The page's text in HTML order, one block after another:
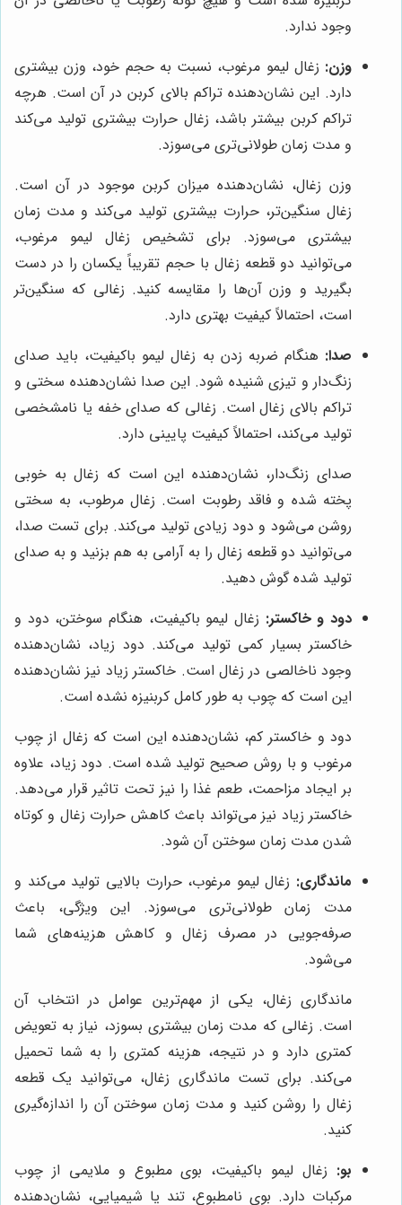
وجود ندارد.
وزن: زغال لیمو مرغوب، نسبت به حجم خود، وزن بیشتری
دارد. این نشان‌دهنده تراکم بالای کربن در آن است. هرچه
تراکم کربن بیشتر باشد، زغال حرارت بیشتری تولید می‌کند
و مدت زمان طولانی‌تری می‌سوزد.
وزن زغال، نشان‌دهنده میزان کربن موجود در آن است.
زغال سنگین‌تر، حرارت بیشتری تولید می‌کند و مدت زمان
بیشتری می‌سوزد. برای تشخیص زغال لیمو مرغوب،
می‌توانید دو قطعه زغال با حجم تقریباً یکسان را در دست
بگیرید و وزن آن‌ها را مقایسه کنید. زغالی که سنگین‌تر
است، احتمالاً کیفیت بهتری دارد.
صدا: هنگام ضربه زدن به زغال لیمو باکیفیت، باید صدای
زنگ‌دار و تیزی شنیده شود. این صدا نشان‌دهنده سختی و
تراکم بالای زغال است. زغالی که صدای خفه یا نامشخصی
تولید می‌کند، احتمالاً کیفیت پایینی دارد.
صدای زنگ‌دار، نشان‌دهنده این است که زغال به خوبی
پخته شده و فاقد رطوبت است. زغال مرطوب، به سختی
روشن می‌شود و دود زیادی تولید می‌کند. برای تست صدا،
می‌توانید دو قطعه زغال را به آرامی به هم بزنید و به صدای
تولید شده گوش دهید.
دود و خاکستر: زغال لیمو باکیفیت، هنگام سوختن، دود و
خاکستر بسیار کمی تولید می‌کند. دود زیاد، نشان‌دهنده
وجود ناخالصی در زغال است. خاکستر زیاد نیز نشان‌دهنده
این است که چوب به طور کامل کربنیزه نشده است.
دود و خاکستر کم، نشان‌دهنده این است که زغال از چوب
مرغوب و با روش صحیح تولید شده است. دود زیاد، علاوه
بر ایجاد مزاحمت، طعم غذا را نیز تحت تاثیر قرار می‌دهد.
خاکستر زیاد نیز می‌تواند باعث کاهش حرارت زغال و کوتاه
شدن مدت زمان سوختن آن شود.
ماندگاری: زغال لیمو مرغوب، حرارت بالایی تولید می‌کند و
مدت زمان طولانی‌تری می‌سوزد. این ویژگی، باعث
صرفه‌جویی در مصرف زغال و کاهش هزینه‌های شما
می‌شود.
ماندگاری زغال، یکی از مهم‌ترین عوامل در انتخاب آن
است. زغالی که مدت زمان بیشتری بسوزد، نیاز به تعویض
کمتری دارد و در نتیجه، هزینه کمتری را به شما تحمیل
می‌کند. برای تست ماندگاری زغال، می‌توانید یک قطعه
زغال را روشن کنید و مدت زمان سوختن آن را اندازه‌گیری
کنید.
بو: زغال لیمو باکیفیت، بوی مطبوع و ملایمی از چوب
مرکبات دارد. بوی نامطبوع، تند یا شیمیایی، نشان‌دهنده